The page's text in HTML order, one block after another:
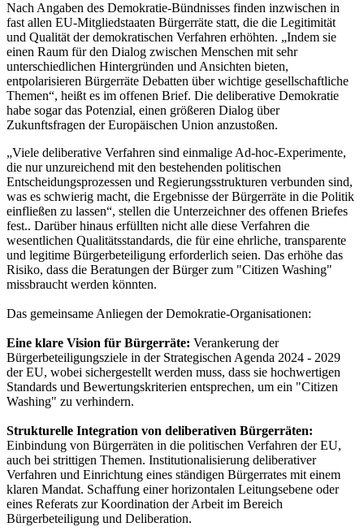
Nach Angaben des Demokratie-Bündnisses finden inzwischen in
fast allen EU-Mitgliedstaaten Bürgerräte statt, die die Legitimität
und Qualität der demokratischen Verfahren erhöhten. „Indem sie
einen Raum für den Dialog zwischen Menschen mit sehr
unterschiedlichen Hintergründen und Ansichten bieten,
entpolarisieren Bürgerräte Debatten über wichtige gesellschaftliche
Themen“, heißt es im offenen Brief. Die deliberative Demokratie
habe sogar das Potenzial, einen größeren Dialog über
Zukunftsfragen der Europäischen Union anzustoßen.
„Viele deliberative Verfahren sind einmalige Ad-hoc-Experimente,
die nur unzureichend mit den bestehenden politischen
Entscheidungsprozessen und Regierungsstrukturen verbunden sind,
was es schwierig macht, die Ergebnisse der Bürgerräte in die Politik
einfließen zu lassen“, stellen die Unterzeichner des offenen Briefes
fest.. Darüber hinaus erfüllten nicht alle diese Verfahren die
wesentlichen Qualitätsstandards, die für eine ehrliche, transparente
und legitime Bürgerbeteiligung erforderlich seien. Das erhöhe das
Risiko, dass die Beratungen der Bürger zum "Citizen Washing"
missbraucht werden könnten.
Das gemeinsame Anliegen der Demokratie-Organisationen:
Eine klare Vision für Bürgerräte: Verankerung der
Bürgerbeteiligungsziele in der Strategischen Agenda 2024 - 2029
der EU, wobei sichergestellt werden muss, dass sie hochwertigen
Standards und Bewertungskriterien entsprechen, um ein "Citizen
Washing" zu verhindern.
Strukturelle Integration von deliberativen Bürgerräten:
Einbindung von Bürgerräten in die politischen Verfahren der EU,
auch bei strittigen Themen. Institutionalisierung deliberativer
Verfahren und Einrichtung eines ständigen Bürgerrates mit einem
klaren Mandat. Schaffung einer horizontalen Leitungsebene oder
eines Referats zur Koordination der Arbeit im Bereich
Bürgerbeteiligung und Deliberation.